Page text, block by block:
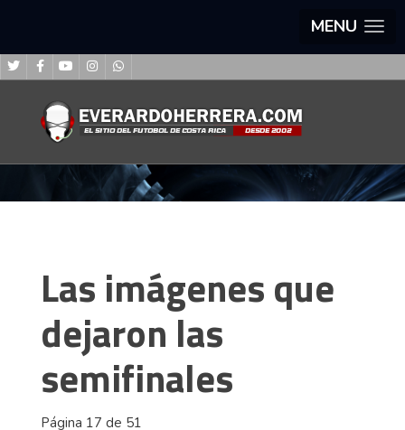
MENU
Las imágenes que
dejaron las
semifinales
Página 17 de 51